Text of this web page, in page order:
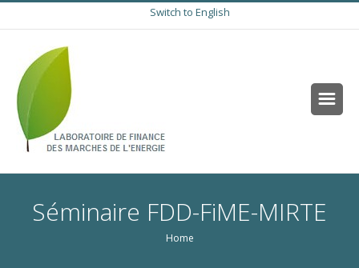
Switch to English
Séminaire FDD-FiME-MIRTE
Home